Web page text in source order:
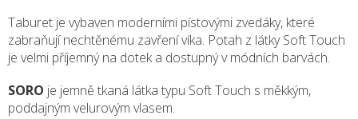
Taburet je vybaven moderními pístovými zvedáky, které
zabraňují nechtěnému zavření víka. Potah z látky Soft Touch
je velmi příjemný na dotek a dostupný v módních barvách.
SORO je jemně tkaná látka typu Soft Touch s měkkým,
poddajným velurovým vlasem.